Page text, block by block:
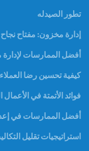
تطور الصيدله
إدارة مخزون: مفتاح
أفضل الممارسات لإدارة
كيفية تحسين رضا
فوائد الأتمتة في
أفضل الممارسات في
استراتيجيات تقليل